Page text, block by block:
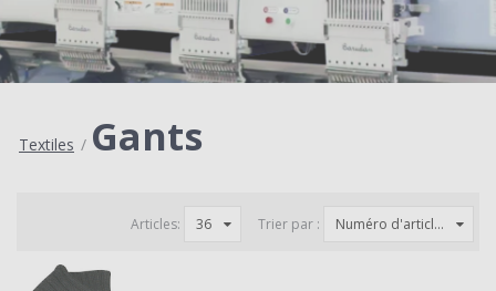
Textiles / Gants
Trier par : Numéro d'articl...
Articles: 36